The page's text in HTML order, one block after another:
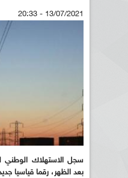
13/07/2021 - 20:33
سجل الاستهلاك الوطني
بعد الظهر، رقما قياسيا